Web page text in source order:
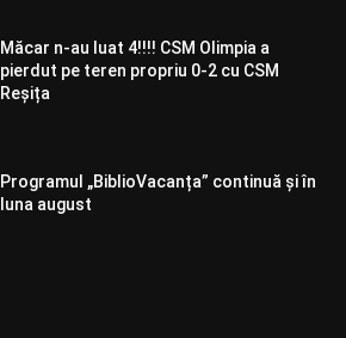
Măcar n-au luat 4!!!! CSM Olimpia a
pierdut pe teren propriu 0-2 cu CSM
Reșița
Programul „BiblioVacanța” continuă și în
luna august